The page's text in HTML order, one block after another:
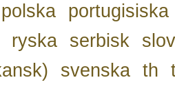
polska
portugisiska
ryska serbisk
svenska th